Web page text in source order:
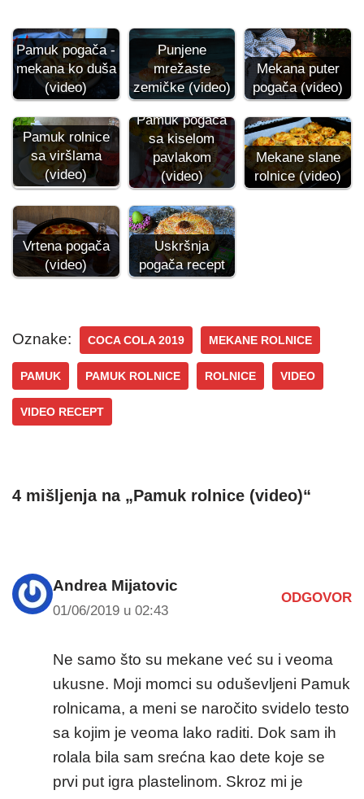
Pamuk pogača -
mekana ko duša
(video)
Punjene
mrežaste
zemičke (video)
Mekana puter
pogača (video)
Pamuk rolnice
sa viršlama
(video)
Pamuk pogača
sa kiselom
pavlakom
(video)
Mekane slane
rolnice (video)
Vrtena pogača
(video)
Uskršnja
pogača recept
Oznake: COCA COLA 2019 MEKANE ROLNICE
PAMUK PAMUK ROLNICE ROLNICE VIDEO
VIDEO RECEPT
4 mišljenja na „Pamuk rolnice (video)“
Andrea Mijatovic
01/06/2019 u 02:43
ODGOVOR
Ne samo što su mekane već su i veoma
ukusne. Moji momci su oduševljeni Pamuk
rolnicama, a meni se naročito svidelo testo
sa kojim je veoma lako raditi. Dok sam ih
rolala bila sam srećna kao dete koje se
prvi put igra plastelinom. Skroz mi je